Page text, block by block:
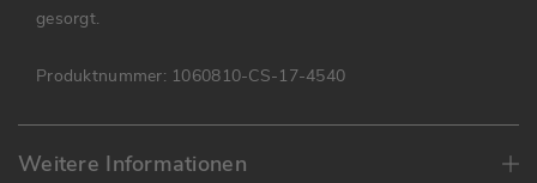
gesorgt.
Produktnummer: 1060810-CS-17-4540
Weitere Informationen